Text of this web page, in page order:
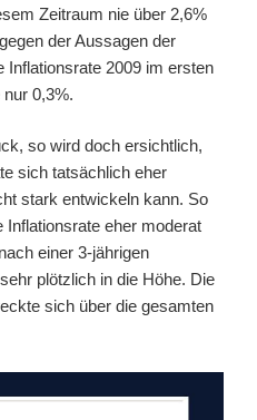
Zeitraum nie über 2,6%
der Aussagen der
Inflationsrate 2009 im ersten
0,3%.
so wird doch ersichtlich,
sich tatsächlich eher
stark entwickeln kann. So
Inflationsrate eher moderat
einer 3-jährigen
plötzlich in die Höhe. Die
sich über die gesamten